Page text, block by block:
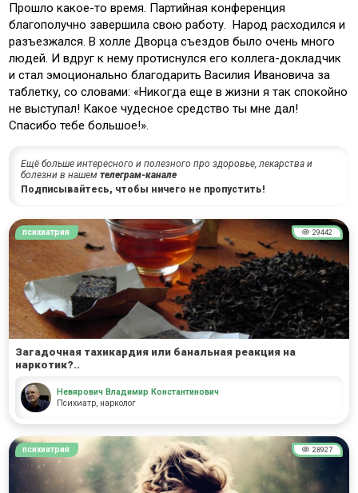
Прошло какое-то время. Партийная конференция
благополучно завершила свою работу. Народ расходился и
разъезжался. В холле Дворца съездов было очень много
людей. И вдруг к нему протиснулся его коллега-докладчик
и стал эмоционально благодарить Василия Ивановича за
таблетку, со словами: «Никогда еще в жизни я так спокойно
не выступал! Какое чудесное средство ты мне дал!
Спасибо тебе большое!».
Ещё больше интересного и полезного про здоровье, лекарства и
болезни в нашемтелеграм-канале
Подписывайтесь, чтобы ничего не пропустить!
психиатрия 29442
Загадочная тахикардия или банальная реакция на
наркотик?..
Невярович Владимир Константинович
Психиатр, нарколог
психиатрия 28927